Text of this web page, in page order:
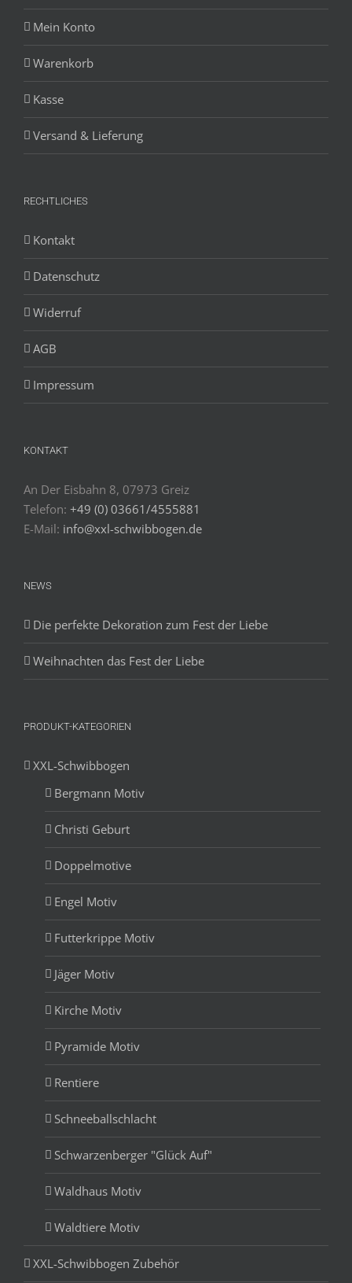
Mein Konto
Warenkorb
Kasse
Versand & Lieferung
RECHTLICHES
Kontakt
Datenschutz
Widerruf
AGB
Impressum
KONTAKT
An Der Eisbahn 8, 07973 Greiz
Telefon: +49 (0) 03661/4555881
E-Mail: info@xxl-schwibbogen.de
NEWS
Die perfekte Dekoration zum Fest der Liebe
Weihnachten das Fest der Liebe
PRODUKT-KATEGORIEN
XXL-Schwibbogen
Bergmann Motiv
Christi Geburt
Doppelmotive
Engel Motiv
Futterkrippe Motiv
Jäger Motiv
Kirche Motiv
Pyramide Motiv
Rentiere
Schneeballschlacht
Schwarzenberger "Glück Auf"
Waldhaus Motiv
Waldtiere Motiv
XXL-Schwibbogen Zubehör